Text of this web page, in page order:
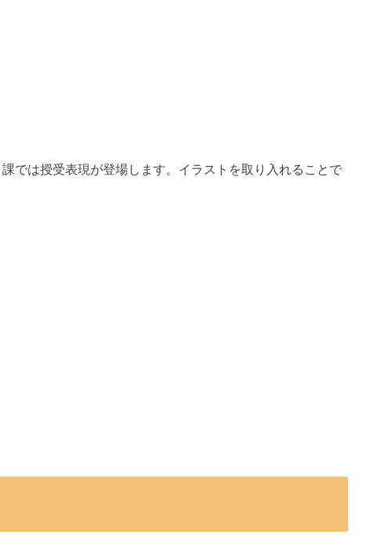
では授受表現が登場します。イラストを取り入れることで